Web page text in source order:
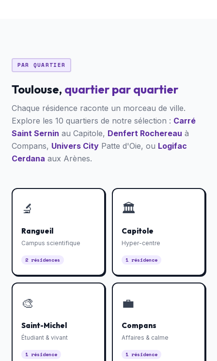
PAR QUARTIER
Toulouse, quartier par quartier
Chaque résidence raconte un morceau de ville.
Explore les 10 quartiers de notre sélection : Carré
Saint Sernin au Capitole, Denfert Rochereau à
Compans, Univers City Patte d'Oie, ou Logifac
Cerdana aux Arènes.
🔬
Rangueil
Campus scientifique
2 résidences
🏛️
Capitole
Hyper-centre
1 résidence
🎨
Saint-Michel
Étudiant & vivant
1 résidence
💼
Compans
Affaires & calme
1 résidence